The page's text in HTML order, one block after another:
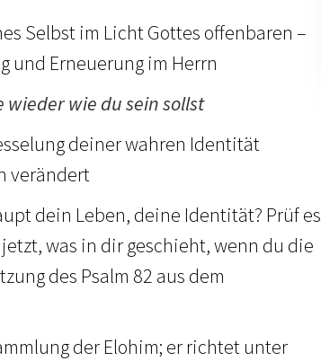
Selbst im Licht Gottes offenbaren –
und Erneuerung im Herrn
wie du sein sollst
deiner wahren Identität
verändert
dein Leben, deine Identität? Prüf es
was in dir geschieht, wenn du die
des Psalm 82 aus dem
der Elohim; er richtet unter